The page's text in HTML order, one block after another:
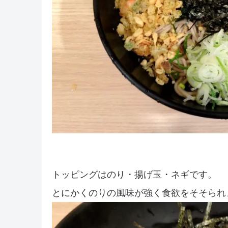
トッピングはのり・揚げ玉・ネギです。
とにかくのりの風味が強く食欲をそそら